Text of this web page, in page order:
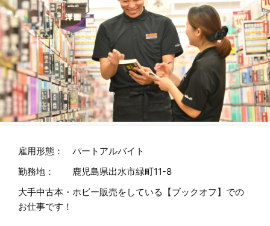
雇用形態：
パートアルバイト
勤務地：
鹿児島県出水市緑町11-8
大手中古本・ホビー販売をしている【ブックオフ】での
お仕事です！